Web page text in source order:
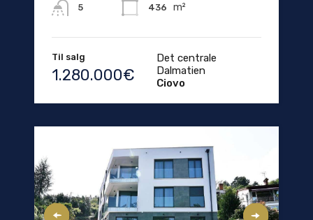
5 436 m²
Til salg
1.280.000€
Det centrale
Dalmatien
Ciovo